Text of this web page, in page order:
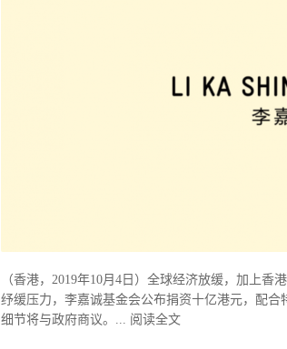
（香港，2019年10月4日）全球经济放缓，加上香
纾缓压力，李嘉诚基金会公布捐资十亿港元，配
细节将与政府商议。... 阅读全文